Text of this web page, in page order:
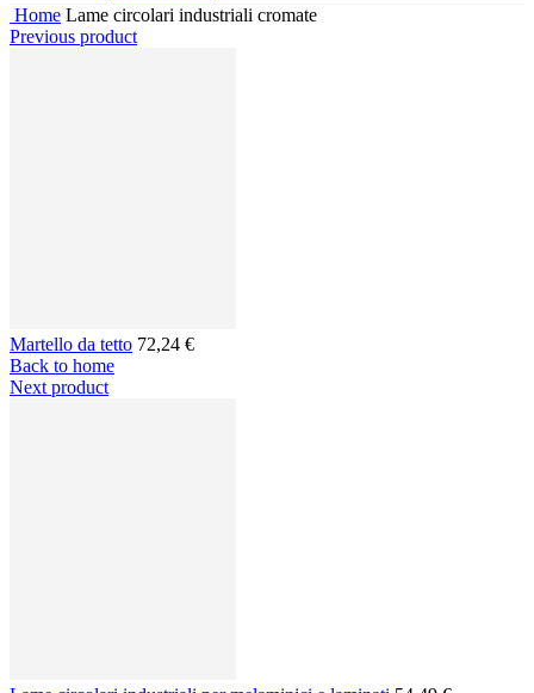
Home Lame circolari industriali cromate
Previous product
Martello da tetto 72,24 €
Back to home
Next product